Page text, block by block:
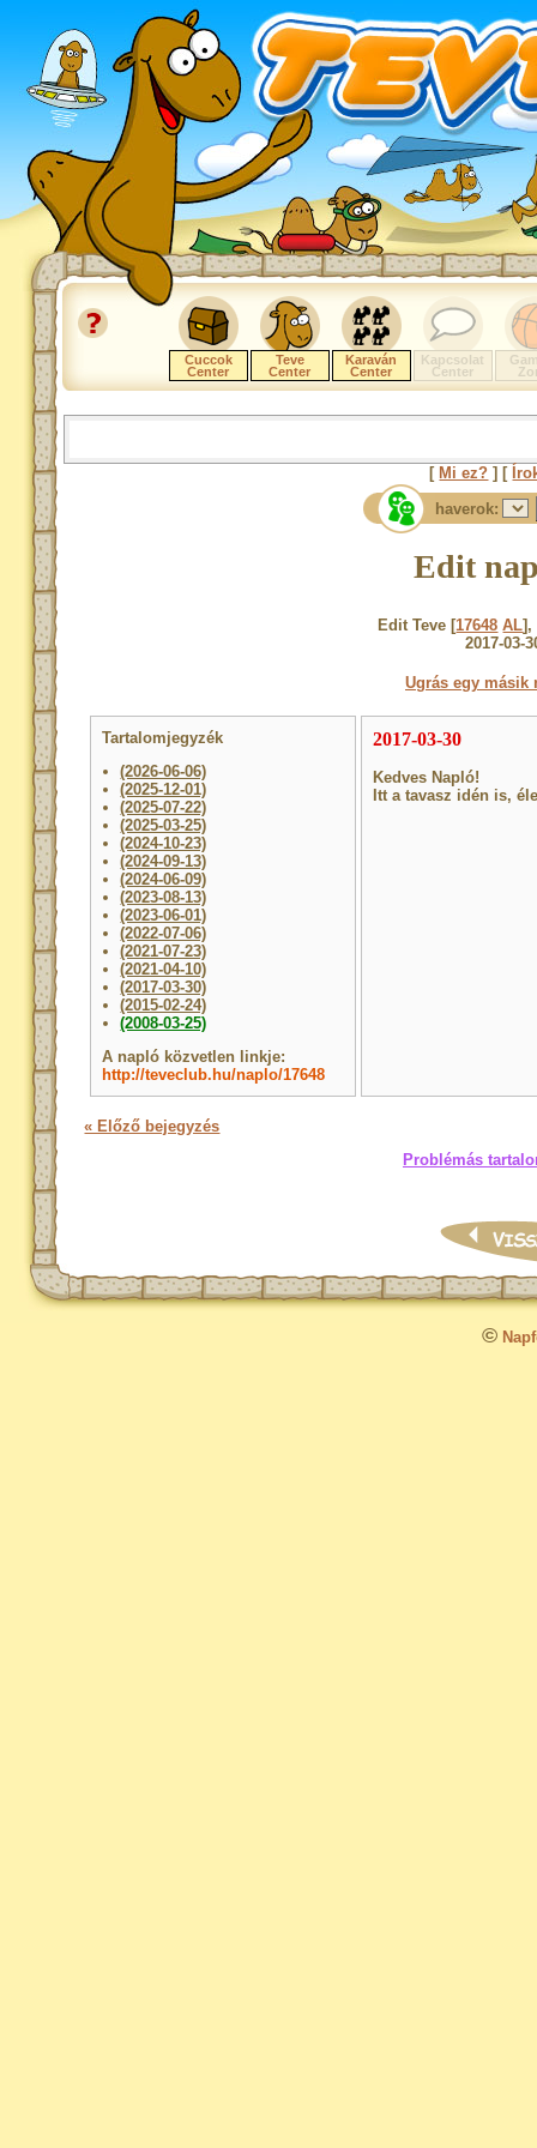
Cuccok
Center
Teve
Center
Karaván
Center
Kapcsolat
Center
[ Mi ez? ] [
haverok:
Edit
Edit Teve [17648 AL],
2017-03-
Ugrás egy másik
Tartalomjegyzék
(2026-06-06)
(2025-12-01)
(2025-07-22)
(2025-03-25)
(2024-10-23)
(2024-09-13)
(2024-06-09)
(2023-08-13)
(2023-06-01)
(2022-07-06)
(2021-07-23)
(2021-04-10)
(2017-03-30)
(2015-02-24)
(2008-03-25)
A napló közvetlen linkje:
http://teveclub.hu/naplo/17648
2017-03-30
Kedves Napló!
Itt a tavasz idén is,
« Előző bejegyzés
Problémás
©